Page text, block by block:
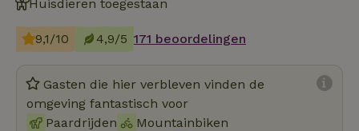
Huisdieren toegestaan
9,1/10 4,9/5 171 beoordelingen
Gasten die hier verbleven vinden de
omgeving fantastisch voor
Paardrijden
Mountainbiken